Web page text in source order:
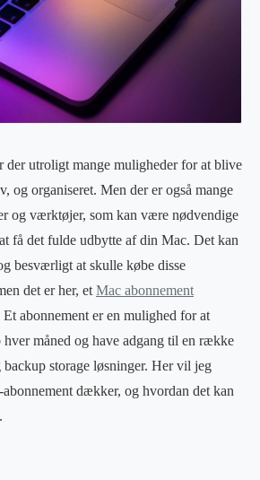
der utroligt mange muligheder for at blive
og organiseret. Men der er også mange
og værktøjer, som kan være nødvendige
få det fulde udbytte af din Mac. Det kan
besværligt at skulle købe disse
det er her, et Mac abonnement
abonnement er en mulighed for at
hver måned og have adgang til en række
storage løsninger. Her vil jeg
dækker, og hvordan det kan